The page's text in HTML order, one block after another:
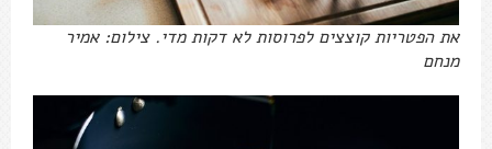
את הפטריות קוצצים לפרוסות לא דקות מדי. צילום: אמיר
מנחם